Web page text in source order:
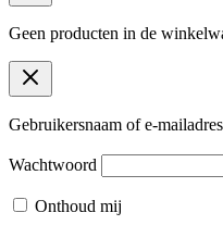
Geen producten in de
Gebruikersnaam of e-mailadres
Wachtwoord
Onthoud mij